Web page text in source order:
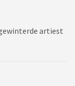
artiest